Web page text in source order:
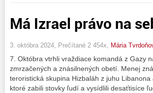
Má Izrael právo na
3. októbra 2024, Prečítané 2 454x, Mária
7. Októbra vtrhli vraždiace komandá z Gazy
zmrzačených a znásilnených obetí. Menej
teroristická skupina Hizbaláh z juhu
ktoré zabili stovky ľudí a vysídlili desaťtisíce